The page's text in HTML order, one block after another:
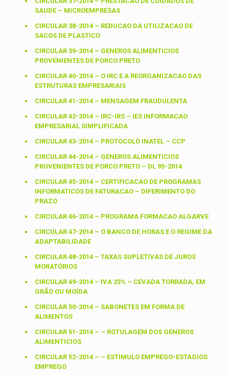
SAUDE – MICROEMPRESAS
CIRCULAR 38-2014 – REDUCAO DA UTILIZACAO DE
SACOS DE PLASTICO
CIRCULAR 39-2014 – GENEROS ALIMENTICIOS
PROVENIENTES DE PORCO PRETO
CIRCULAR 40-2014 – O IRC E A REORGANIZACAO DAS
ESTRUTURAS EMPRESARIAIS
CIRCULAR 41-2014 – MENSAGEM FRAUDULENTA
CIRCULAR 42-2014 – IRC-IRS – IES INFORMACAO
EMPRESARIAL SIMPLIFICADA
CIRCULAR 43-2014 – PROTOCOLO INATEL – CCP
CIRCULAR 44-2014 – GENEROS ALIMENTICIOS
PROVENIENTES DE PORCO PRETO – DL 95-2014
CIRCULAR 45-2014 – CERTIFICACAO DE PROGRAMAS
INFORMATICOS DE FATURACAO – DIFERIMENTO DO
PRAZO
CIRCULAR 46-2014 – PROGRAMA FORMACAO ALGARVE
CIRCULAR 47-2014 – O BANCO DE HORAS E O REGIME DA
ADAPTABILIDADE
CIRCULAR 48-2014 – TAXAS SUPLETIVAS DE JUROS
MORATÓRIOS
CIRCULAR 49-2014 – IVA 23% – CEVADA TORRADA, EM
GRÃO OU MOÍDA
CIRCULAR 50-2014 – SABONETES EM FORMA DE
ALIMENTOS
CIRCULAR 51-2014 – – ROTULAGEM DOS GENEROS
ALIMENTICIOS
CIRCULAR 52-2014 – – ESTIMULO EMPREGO-ESTAGIOS
EMPREGO